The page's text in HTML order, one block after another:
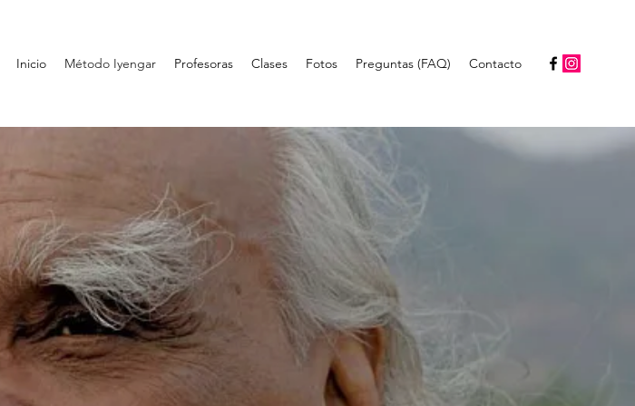
Inicio Método Iyengar Profesoras Clases Fotos Preguntas (FAQ) Contacto